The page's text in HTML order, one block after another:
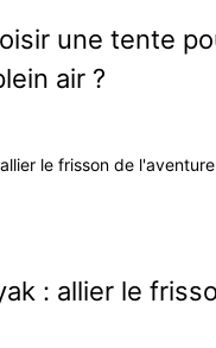
une tente
air ?
: allier le